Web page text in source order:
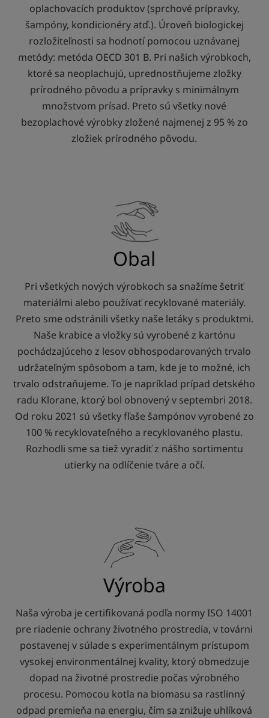
oplachovacích produktov (sprchové prípravky,
šampóny, kondicionéry atď.). Úroveň biologickej
rozložiteľnosti sa hodnotí pomocou uznávanej
metódy: metóda OECD 301 B. Pri našich výrobkoch,
ktoré sa neoplachujú, uprednostňujeme zložky
prírodného pôvodu a prípravky s minimálnym
množstvom prísad. Preto sú všetky nové
bezoplachové výrobky zložené najmenej z 95 % zo
zložiek prírodného pôvodu.
Obal
Pri všetkých nových výrobkoch sa snažíme šetriť
materiálmi alebo používať recyklované materiály.
Preto sme odstránili všetky naše letáky s produktmi.
Naše krabice a vložky sú vyrobené z kartónu
pochádzajúceho z lesov obhospodarovaných trvalo
udržateľným spôsobom a tam, kde je to možné, ich
trvalo odstraňujeme. To je napríklad prípad detského
radu Klorane, ktorý bol obnovený v septembri 2018.
Od roku 2021 sú všetky fľaše šampónov vyrobené zo
100 % recyklovateľného a recyklovaného plastu.
Rozhodli sme sa tiež vyradiť z nášho sortimentu
utierky na odlíčenie tváre a očí.
Výroba
Naša výroba je certifikovaná podľa normy ISO 14001
pre riadenie ochrany životného prostredia, v továrni
postavenej v súlade s experimentálnym prístupom
vysokej environmentálnej kvality, ktorý obmedzuje
dopad na životné prostredie počas výrobného
procesu. Pomocou kotla na biomasu sa rastlinný
odpad premieňa na energiu, čím sa znižuje uhlíková